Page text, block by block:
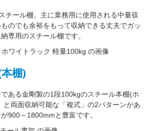
チール棚。主に業務用に使用される中量収
のでも余裕をもって収納できる丈夫でガッ
専用のスチール棚です。
棚)
ある金剛製の1段100kgのスチール本棚(ホ
と両面収納可能な 「複式」 の2パターンがあ
が900～1800mmと豊富です。